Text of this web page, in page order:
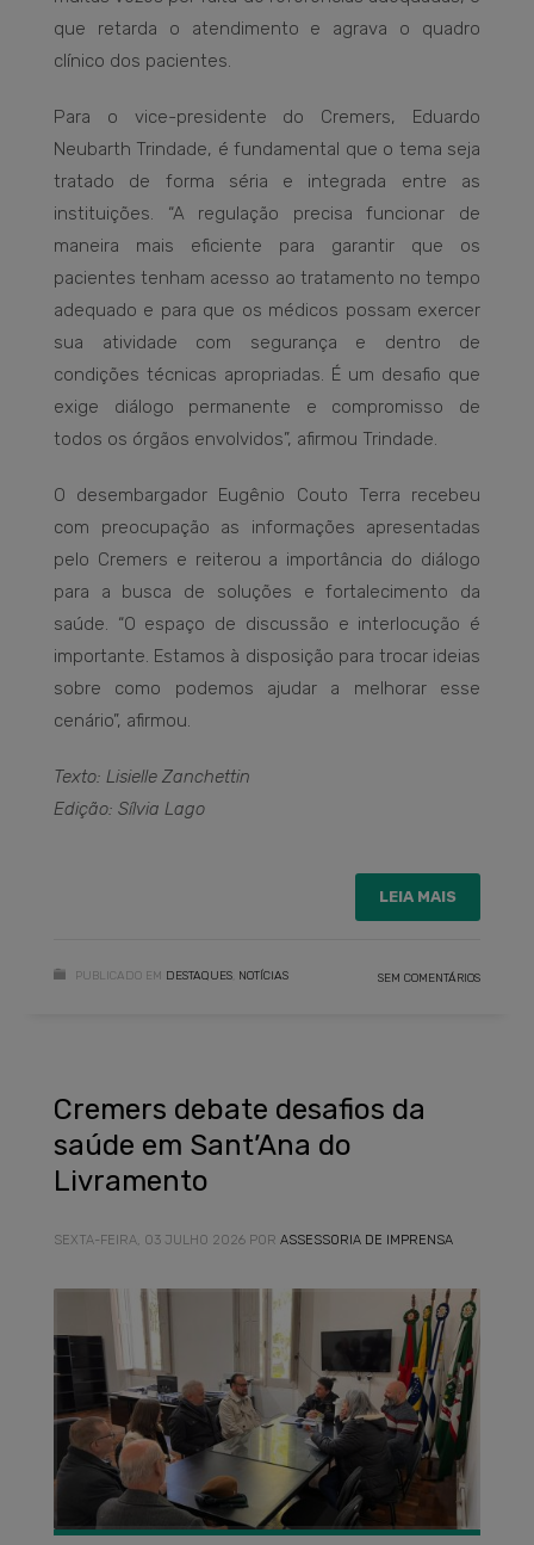
que retarda o atendimento e agrava o quadro
clínico dos pacientes.
Para o vice-presidente do Cremers, Eduardo
Neubarth Trindade, é fundamental que o tema seja
tratado de forma séria e integrada entre as
instituições. “A regulação precisa funcionar de
maneira mais eficiente para garantir que os
pacientes tenham acesso ao tratamento no tempo
adequado e para que os médicos possam exercer
sua atividade com segurança e dentro de
condições técnicas apropriadas. É um desafio que
exige diálogo permanente e compromisso de
todos os órgãos envolvidos”, afirmou Trindade.
O desembargador Eugênio Couto Terra recebeu
com preocupação as informações apresentadas
pelo Cremers e reiterou a importância do diálogo
para a busca de soluções e fortalecimento da
saúde. “O espaço de discussão e interlocução é
importante. Estamos à disposição para trocar ideias
sobre como podemos ajudar a melhorar esse
cenário”, afirmou.
Texto: Lisielle Zanchettin
Edição: Sílvia Lago
LEIA MAIS
PUBLICADO EM DESTAQUES NOTÍCIAS SEM COMENTÁRIOS
Cremers debate desafios da
saúde em Sant’Ana do
Livramento
SEXTA-FEIRA, 03 JULHO 2026 POR ASSESSORIA DE IMPRENSA